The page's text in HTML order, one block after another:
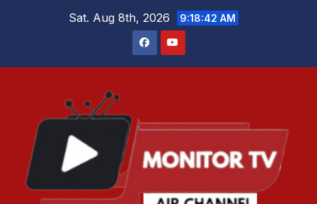
Sat. Aug 8th, 2026 9:18:42 AM